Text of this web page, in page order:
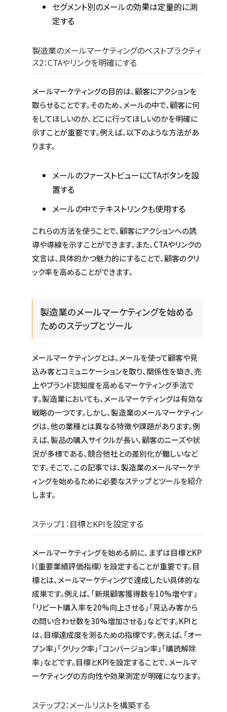
セグメント別のメールの効果は定量的に測
定する
製造業のメールマーケティングのベストプラクティ
ス2：CTAやリンクを明確にする
メールマーケティングの目的は、顧客にアクションを
取らせることです。そのため、メールの中で、顧客に何
をしてほしいのか、どこに行ってほしいのかを明確に
示すことが重要です。例えば、以下のような方法があ
ります。
メールのファーストビューにCTAボタンを設
置する
メールの中でテキストリンクも使用する
これらの方法を使うことで、顧客にアクションへの誘
導や導線を示すことができます。また、CTAやリンクの
文言は、具体的かつ魅力的にすることで、顧客のクリ
ック率を高めることができます。
製造業のメールマーケティングを始める
ためのステップとツール
メールマーケティングとは、メールを使って顧客や見
込み客とコミュニケーションを取り、関係性を築き、売
上やブランド認知度を高めるマーケティング手法で
す。製造業においても、メールマーケティングは有効な
戦略の一つです。しかし、製造業のメールマーケティン
グは、他の業種とは異なる特徴や課題があります。例
えば、製品の購入サイクルが長い、顧客のニーズや状
況が多様である、競合他社との差別化が難しいなど
です。そこで、この記事では、製造業のメールマーケテ
ィングを始めるために必要なステップとツールを紹介
します。
ステップ1：目標とKPIを設定する
メールマーケティングを始める前に、まずは目標とKP
I（重要業績評価指標）を設定することが重要です。目
標とは、メールマーケティングで達成したい具体的な
成果です。例えば、「新規顧客獲得数を10%増やす」
「リピート購入率を20%向上させる」「見込み客から
の問い合わせ数を30%増加させる」などです。KPIと
は、目標達成度を測るための指標です。例えば、「オー
プン率」「クリック率」「コンバージョン率」「購読解除
率」などです。目標とKPIを設定することで、メールマ
ーケティングの方向性や効果測定が明確になります。
ステップ2：メールリストを構築する